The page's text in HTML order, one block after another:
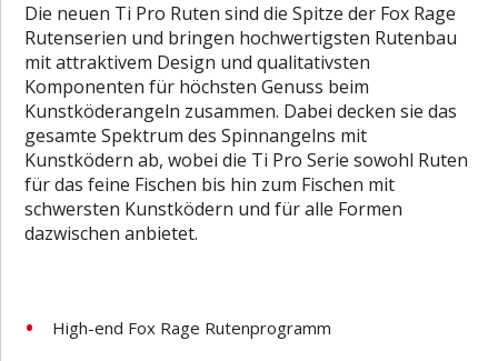
Die neuen Ti Pro Ruten sind die Spitze der Fox Rage
Rutenserien und bringen hochwertigsten Rutenbau
mit attraktivem Design und qualitativsten
Komponenten für höchsten Genuss beim
Kunstköderangeln zusammen. Dabei decken sie das
gesamte Spektrum des Spinnangelns mit
Kunstködern ab, wobei die Ti Pro Serie sowohl Ruten
für das feine Fischen bis hin zum Fischen mit
schwersten Kunstködern und für alle Formen
dazwischen anbietet.
High-end Fox Rage Rutenprogramm